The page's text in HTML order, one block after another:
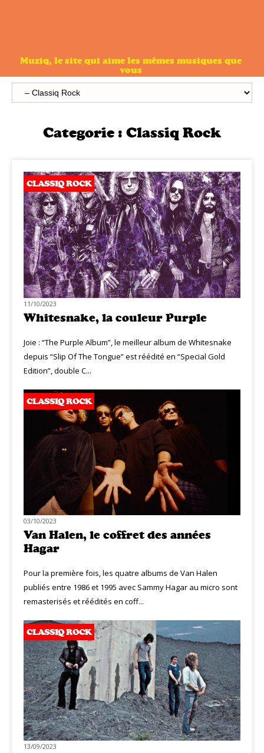
Muziq, le site qui aime les mêmes musiques que
vous
Categorie : Classiq Rock
CLASSIQ ROCK
11/10/2023
Whitesnake, la couleur Purple
Joie : “The Purple Album”, le meilleur album de Whitesnake
depuis “Slip Of The Tongue” est réédité en “Special Gold
Edition”, double C...
CLASSIQ ROCK
03/10/2023
Van Halen, le coffret des années
Hagar
Pour la première fois, les quatre albums de Van Halen
publiés entre 1986 et 1995 avec Sammy Hagar au micro sont
remasterisés et réédités en coff...
CLASSIQ ROCK
13/09/2023